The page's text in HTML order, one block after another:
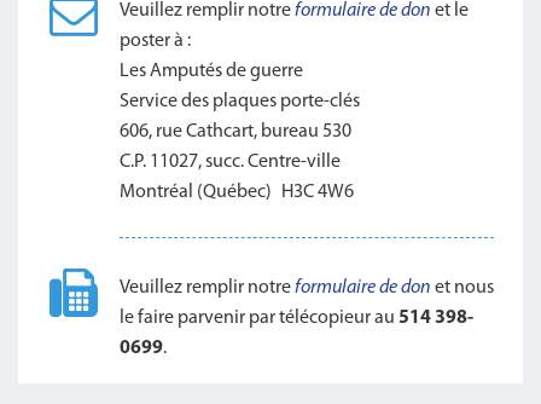
Veuillez remplir notreformulaire de don et le
poster à :
Les Amputés de guerre
Service des plaques porte-clés
606, rue Cathcart, bureau 530
C.P. 11027, succ. Centre-ville
Montréal (Québec) H3C 4W6
Veuillez remplir notreformulaire de don et nous
le faire parvenir par télécopieur au 514 398-
0699.